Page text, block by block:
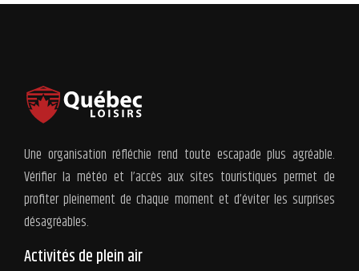
Une organisation réfléchie rend toute escapade plus agréable.
Vérifier la météo et l’accès aux sites touristiques permet de
profiter pleinement de chaque moment et d’éviter les surprises
désagréables.
Activités de plein air